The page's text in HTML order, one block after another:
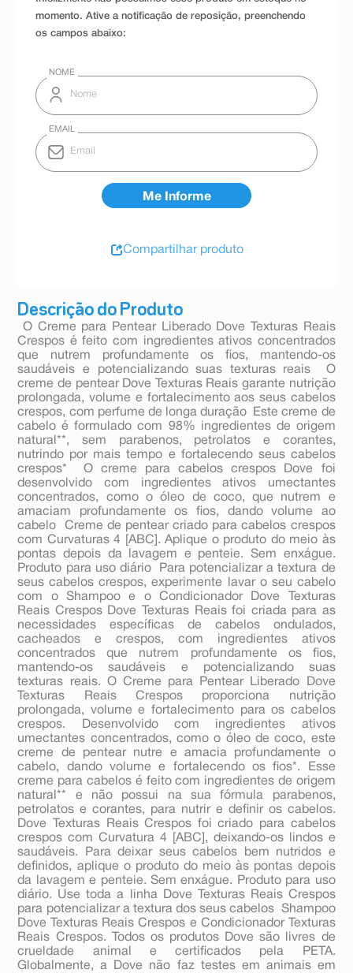
Descrição do Produto
 O Creme para Pentear Liberado Dove Texturas Reais
Crespos é feito com ingredientes ativos concentrados
que nutrem profundamente os fios, mantendo-os
saudáveis e potencializando suas texturas reais  O
creme de pentear Dove Texturas Reais garante nutrição
prolongada, volume e fortalecimento aos seus cabelos
crespos, com perfume de longa duração  Este creme de
cabelo é formulado com 98% ingredientes de origem
natural**, sem parabenos, petrolatos e corantes,
nutrindo por mais tempo e fortalecendo seus cabelos
crespos*  O creme para cabelos crespos Dove foi
desenvolvido com ingredientes ativos umectantes
concentrados, como o óleo de coco, que nutrem e
amaciam profundamente os fios, dando volume ao
cabelo  Creme de pentear criado para cabelos crespos
com Curvaturas 4 [ABC]. Aplique o produto do meio às
pontas depois da lavagem e penteie. Sem enxágue.
Produto para uso diário  Para potencializar a textura de
seus cabelos crespos, experimente lavar o seu cabelo
com o Shampoo e o Condicionador Dove Texturas
Reais Crespos Dove Texturas Reais foi criada para as
necessidades específicas de cabelos ondulados,
cacheados e crespos, com ingredientes ativos
concentrados que nutrem profundamente os fios,
mantendo-os saudáveis e potencializando suas
texturas reais. O Creme para Pentear Liberado Dove
Texturas Reais Crespos proporciona nutrição
prolongada, volume e fortalecimento para os cabelos
crespos. Desenvolvido com ingredientes ativos
umectantes concentrados, como o óleo de coco, este
creme de pentear nutre e amacia profundamente o
cabelo, dando volume e fortalecendo os fios*. Esse
creme para cabelos é feito com ingredientes de origem
natural** e não possui na sua fórmula parabenos,
petrolatos e corantes, para nutrir e definir os cabelos.
Dove Texturas Reais Crespos foi criado para cabelos
crespos com Curvatura 4 [ABC], deixando-os lindos e
saudáveis. Para deixar seus cabelos bem nutridos e
definidos, aplique o produto do meio às pontas depois
da lavagem e penteie. Sem enxágue. Produto para uso
diário. Use toda a linha Dove Texturas Reais Crespos
para potencializar a textura dos seus cabelos  Shampoo
Dove Texturas Reais Crespos e Condicionador Texturas
Reais Crespos. Todos os produtos Dove são livres de
crueldade animal e certificados pela PETA.
Globalmente, a Dove não faz testes em animais em
Compartilhar produto